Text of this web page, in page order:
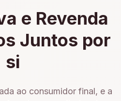
e Revenda
Juntos por
si
ao consumidor final, e a